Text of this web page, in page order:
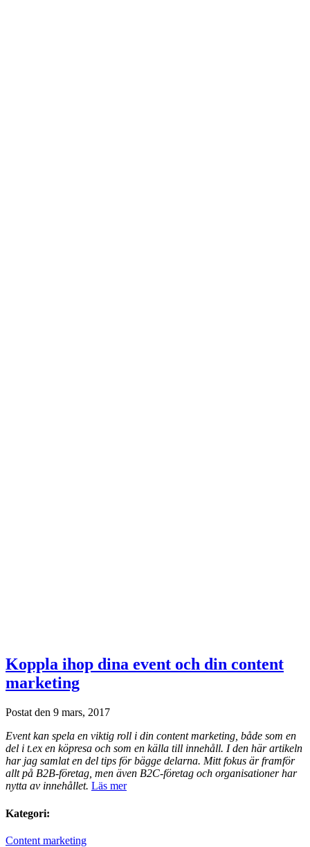
Koppla ihop dina event och din content
marketing
Postat den 9 mars, 2017
Event kan spela en viktig roll i din content marketing, både som en
del i t.ex en köpresa och som en källa till innehåll. I den här artikeln
har jag samlat en del tips för bägge delarna. Mitt fokus är framför
allt på B2B-företag, men även B2C-företag och organisationer har
nytta av innehållet. Läs mer
Kategori:
Content marketing